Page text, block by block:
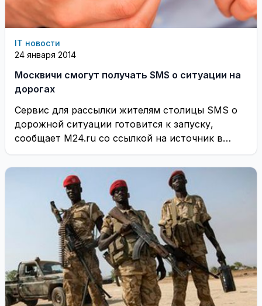
IT новости
24 января 2014
Москвичи смогут получать SMS о ситуации на
дорогах
Сервис для рассылки жителям столицы SMS о
дорожной ситуации готовится к запуску,
сообщает M24.ru со ссылкой на источник в
департаменте ...